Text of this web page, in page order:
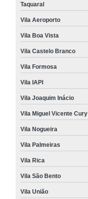
Taquaral
Vila Aeroporto
Vila Boa Vista
Vila Castelo Branco
Vila Formosa
Vila IAPI
Vila Joaquim Inácio
Vila Miguel Vicente Cury
Vila Nogueira
Vila Palmeiras
Vila Rica
Vila São Bento
Vila União